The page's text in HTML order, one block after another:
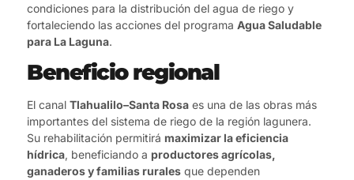
condiciones para la distribución del agua de riego y
fortaleciendo las acciones del programa Agua Saludable
para La Laguna.
Beneficio regional
El canal Tlahualilo–Santa Rosa es una de las obras más
importantes del sistema de riego de la región lagunera.
Su rehabilitación permitirá maximizar la eficiencia
hídrica, beneficiando a productores agrícolas,
ganaderos y familias rurales que dependen